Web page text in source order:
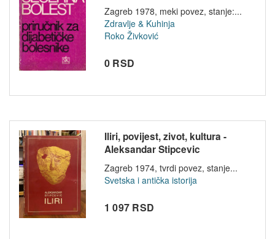
Zagreb 1978, meki povez, stanje:...
Zdravlje & Kuhinja
Roko Živković
0 RSD
Iliri, povijest, zivot, kultura -
Aleksandar Stipcevic
Zagreb 1974, tvrdi povez, stanje...
Svetska i antička istorija
1 097 RSD